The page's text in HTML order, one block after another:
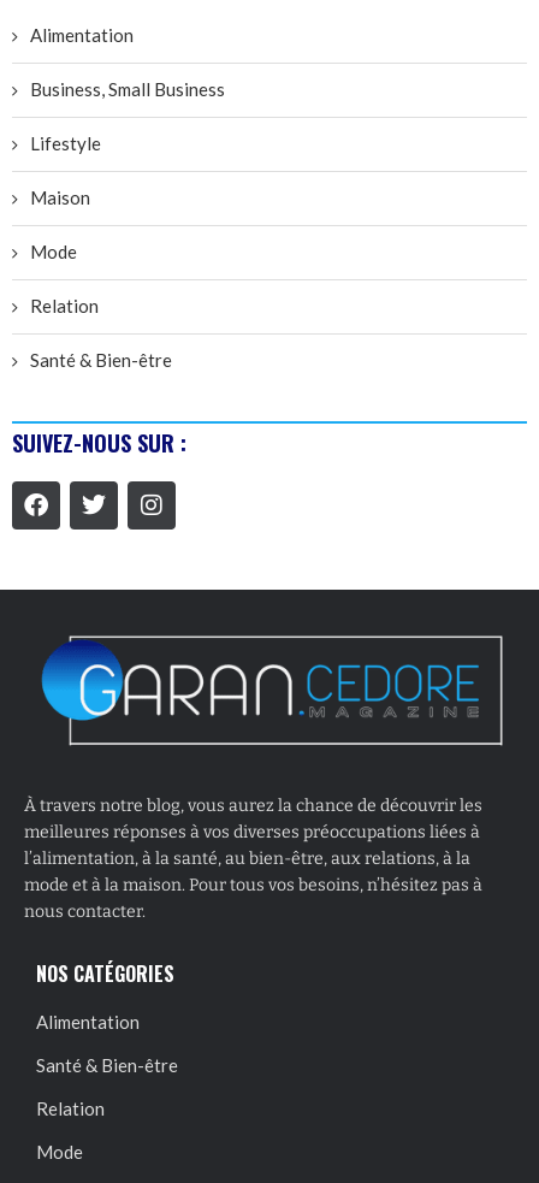
Alimentation
Business, Small Business
Lifestyle
Maison
Mode
Relation
Santé & Bien-être
SUIVEZ-NOUS SUR :
À travers notre blog, vous aurez la chance de découvrir les
meilleures réponses à vos diverses préoccupations liées à
l’alimentation, à la santé, au bien-être, aux relations, à la
mode et à la maison. Pour tous vos besoins, n’hésitez pas à
nous contacter.
NOS CATÉGORIES
Alimentation
Santé & Bien-être
Relation
Mode